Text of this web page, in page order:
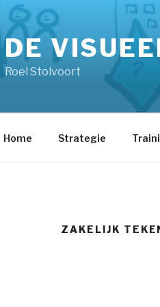
DE
Roel Stolvoort
Home Strategie
ZAKELIJK